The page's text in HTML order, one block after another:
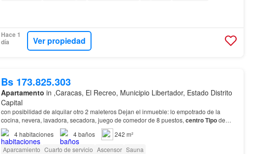
Hace 1
día
Ver propiedad
Bs 173.825.303
Apartamento in ,Caracas, El Recreo, Municipio Libertador, Estado Distrito
Capital
con posibilidad de alquilar otro 2 maleteros Dejan el inmueble: lo empotrado de la
cocina, nevera, lavadora, secadora, juego de comedor de 8 puestos, centroTipode
piso: marmol, porcelanato y parquet Descripción del edificio…
4habitaciones 4baños
242 m²
Aparcamiento Cuarto de servicio Ascensor Sauna